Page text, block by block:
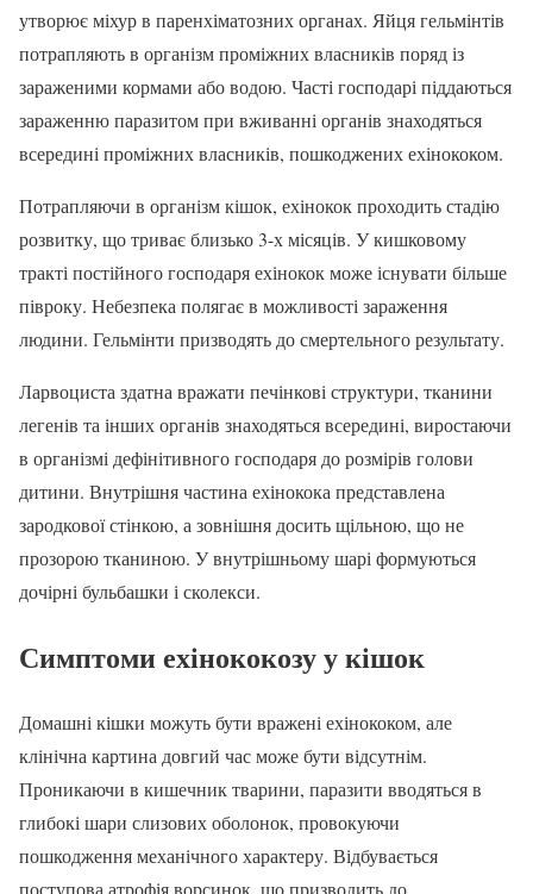
утворює міхур в паренхіматозних органах. Яйця гельмінтів
потрапляють в організм проміжних власників поряд із
зараженими кормами або водою. Часті господарі піддаються
зараженню паразитом при вживанні органів знаходяться
всередині проміжних власників, пошкоджених ехінококом.
Потрапляючи в організм кішок, ехінокок проходить стадію
розвитку, що триває близько 3-х місяців. У кишковому
тракті постійного господаря ехінокок може існувати більше
півроку. Небезпека полягає в можливості зараження
людини. Гельмінти призводять до смертельного результату.
Ларвоциста здатна вражати печінкові структури, тканини
легенів та інших органів знаходяться всередині, виростаючи
в організмі дефінітивного господаря до розмірів голови
дитини. Внутрішня частина ехінокока представлена
зародкової стінкою, а зовнішня досить щільною, що не
прозорою тканиною. У внутрішньому шарі формуються
дочірні бульбашки і сколекси.
Симптоми ехінококозу у кішок
Домашні кішки можуть бути вражені ехінококом, але
клінічна картина довгий час може бути відсутнім.
Проникаючи в кишечник тварини, паразити вводяться в
глибокі шари слизових оболонок, провокуючи
пошкодження механічного характеру. Відбувається
поступова атрофія ворсинок, що призводить до